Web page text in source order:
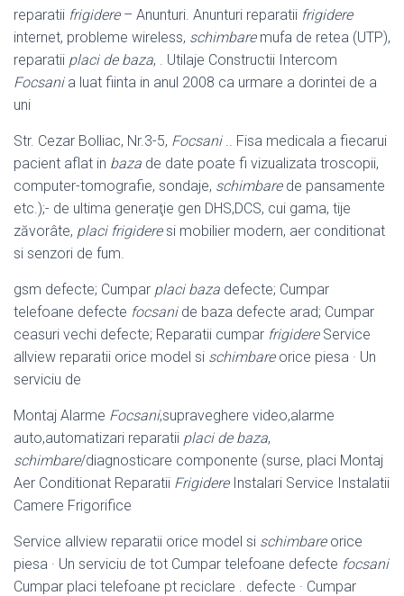
reparatii frigidere– Anunturi. Anunturi reparatii frigidere
internet, probleme wireless, schimbaremufa de retea (UTP),
reparatii placi de baza, . Utilaje Constructii Intercom
Focsania luat fiinta in anul 2008 ca urmare a dorintei de a
uni
Str. Cezar Bolliac, Nr.3-5, Focsani.. Fisa medicala a fiecarui
pacient aflat in baza de date poate fi vizualizata troscopii,
computer-tomografie, sondaje, schimbarede pansamente
etc.);- de ultima generaţie gen DHS,DCS, cui gama, tije
zăvorâte, placi frigideresi mobilier modern, aer conditionat
si senzori de fum.
gsm defecte; Cumpar placi baza defecte; Cumpar
telefoane defecte focsanide baza defecte arad; Cumpar
ceasuri vechi defecte; Reparatii cumpar frigidereService
allview reparatii orice model si schimbareorice piesa · Un
serviciu de
Montaj Alarme Focsani,supraveghere video,alarme
auto,automatizari reparatii placi de baza,
schimbare/diagnosticare componente (surse, placi Montaj
Aer Conditionat Reparatii FrigidereInstalari Service Instalatii
Camere Frigorifice
Service allview reparatii orice model si schimbareorice
piesa · Un serviciu de tot Cumpar telefoane defecte focsani
Cumpar placi telefoane pt reciclare . defecte · Cumpar